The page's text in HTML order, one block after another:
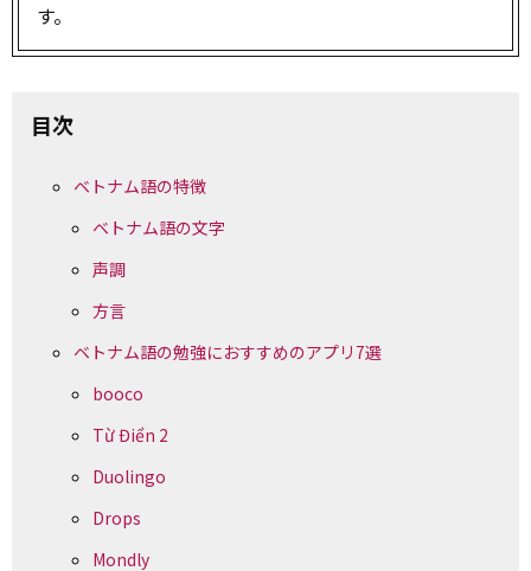
す。
目次
ベトナム語の特徴
ベトナム語の文字
声調
方言
ベトナム語の勉強におすすめのアプリ7選
booco
Từ Điển 2
Duolingo
Drops
Mondly